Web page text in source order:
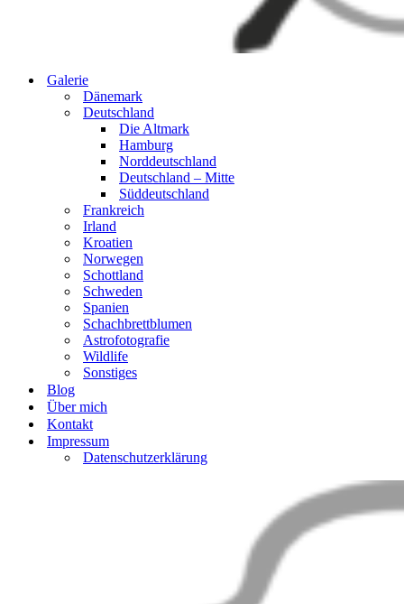
Galerie
Dänemark
Deutschland
Die Altmark
Hamburg
Norddeutschland
Deutschland – Mitte
Süddeutschland
Frankreich
Irland
Kroatien
Norwegen
Schottland
Schweden
Spanien
Schachbrettblumen
Astrofotografie
Wildlife
Sonstiges
Blog
Über mich
Kontakt
Impressum
Datenschutzerklärung